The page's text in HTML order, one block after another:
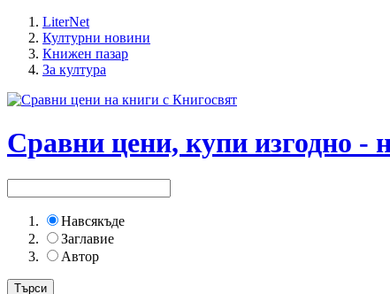
LiterNet
Културни новини
Книжен пазар
За култура
Сравни цени, купи изгодно -
Навсякъде
Заглавие
Автор